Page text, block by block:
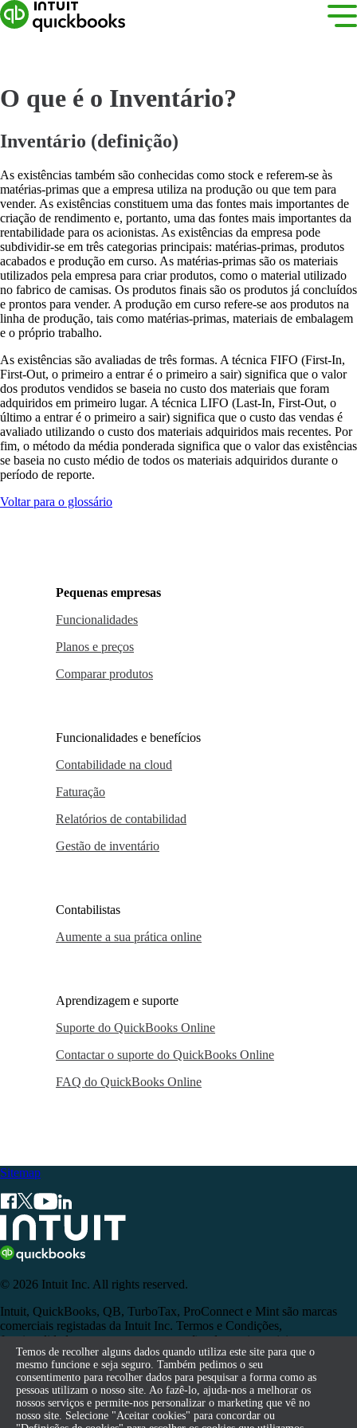
O que é o Inventário?
Inventário (definição)
As existências também são conhecidas como stock e referem-se às
matérias-primas que a empresa utiliza na produção ou que tem para
vender. As existências constituem uma das fontes mais importantes de
criação de rendimento e, portanto, uma das fontes mais importantes da
rentabilidade para os acionistas. As existências da empresa pode
subdividir-se em três categorias principais: matérias-primas, produtos
acabados e produção em curso. As matérias-primas são os materiais
utilizados pela empresa para criar produtos, como o material utilizado
no fabrico de camisas. Os produtos finais são os produtos já concluídos
e prontos para vender. A produção em curso refere-se aos produtos na
linha de produção, tais como matérias-primas, materiais de embalagem
e o próprio trabalho.
As existências são avaliadas de três formas. A técnica FIFO (First-In,
First-Out, o primeiro a entrar é o primeiro a sair) significa que o valor
dos produtos vendidos se baseia no custo dos materiais que foram
adquiridos em primeiro lugar. A técnica LIFO (Last-In, First-Out, o
último a entrar é o primeiro a sair) significa que o custo das vendas é
avaliado utilizando o custo dos materiais adquiridos mais recentes. Por
fim, o método da média ponderada significa que o valor das existências
se baseia no custo médio de todos os materiais adquiridos durante o
período de reporte.
Voltar para o glossário
Pequenas empresas
Funcionalidades
Planos e preços
Comparar produtos
Funcionalidades e benefícios
Contabilidade na cloud
Faturação
Relatórios de contabilidad
Gestão de inventário
Contabilistas
Aumente a sua prática online
Aprendizagem e suporte
Suporte do QuickBooks Online
Contactar o suporte do QuickBooks Online
FAQ do QuickBooks Online
Sitemap
© 2026 Intuit Inc. All rights reserved.
Intuit, QuickBooks, QB, TurboTax, ProConnect e Mint são marcas
comerciais registadas da Intuit Inc. Termos e Condições,
funcionalidades, suporte, preços e opções de serviço sujeitos a
alterações sem aviso prévio.
Ao aceder a e ao utilizar esta página, aceita os Termos e Condições.
Terms of ServiceContact
Temos de recolher alguns dados quando utiliza este site para que o
mesmo funcione e seja seguro. Também pedimos o seu
consentimento para recolher dados para pesquisar a forma como as
pessoas utilizam o nosso site. Ao fazê-lo, ajuda-nos a melhorar os
nossos serviços e permite-nos personalizar o marketing que vê no
nosso site. Selecione "Aceitar cookies" para concordar ou
Temos de recolher alguns dados quando utiliza este site para que o
mesmo funcione e seja seguro. Também pedimos o seu
consentimento para recolher dados para pesquisar a forma como as
pessoas utilizam o nosso site. Ao fazê-lo, ajuda-nos a melhorar os
nossos serviços e permite-nos personalizar o marketing que vê no
nosso site. Selecione "Aceitar cookies" para concordar ou